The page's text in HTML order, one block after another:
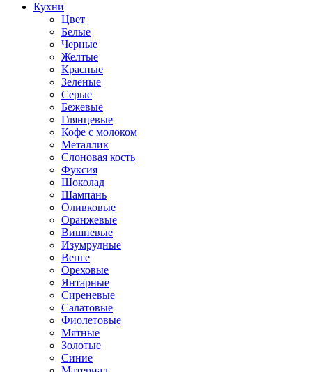
Кухни
Цвет
Белые
Черные
Желтые
Красные
Зеленые
Серые
Бежевые
Глянцевые
Кофе с молоком
Металлик
Слоновая кость
Фуксия
Шоколад
Шампань
Оливковые
Оранжевые
Вишневые
Изумрудные
Венге
Ореховые
Янтарные
Сиреневые
Салатовые
Фиолетовые
Мятные
Золотые
Синие